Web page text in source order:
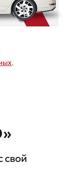
.
свой